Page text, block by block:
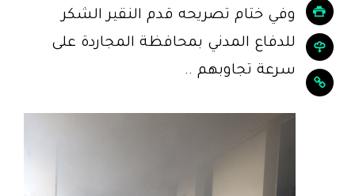
وفي ختام تصريحه قدم النقير الشكر
للدفاع المدني بمحافظة المجاردة على
سرعة تجاوبهم ..